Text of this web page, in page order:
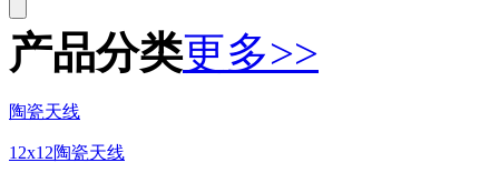
产品分类更多>>
陶瓷天线
12x12陶瓷天线